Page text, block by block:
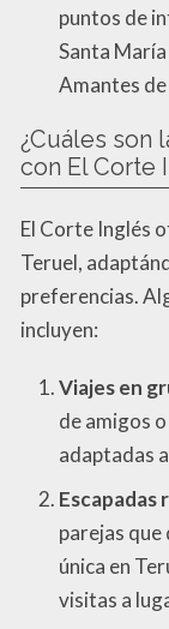
puntos de
Santa
Amantes
¿Cuáles son
con El Corte
El Corte Inglés
Teruel,
preferencias.
incluyen:
Viajes en
de amigos
adaptadas
Escapadas
parejas
única en
visitas a